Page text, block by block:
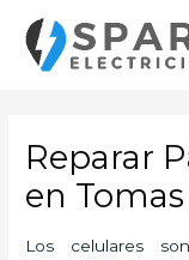
contenido
Reparar
en
Los celulares